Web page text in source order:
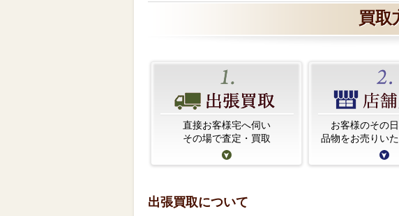
買取
直接お客様宅へ伺い
その場で査定・買取
お客様のその
品物をお売りいた
出張買取について